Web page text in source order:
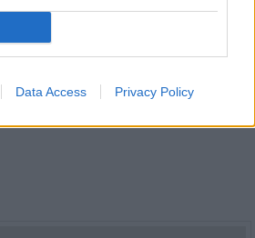
Data Access Privacy Policy